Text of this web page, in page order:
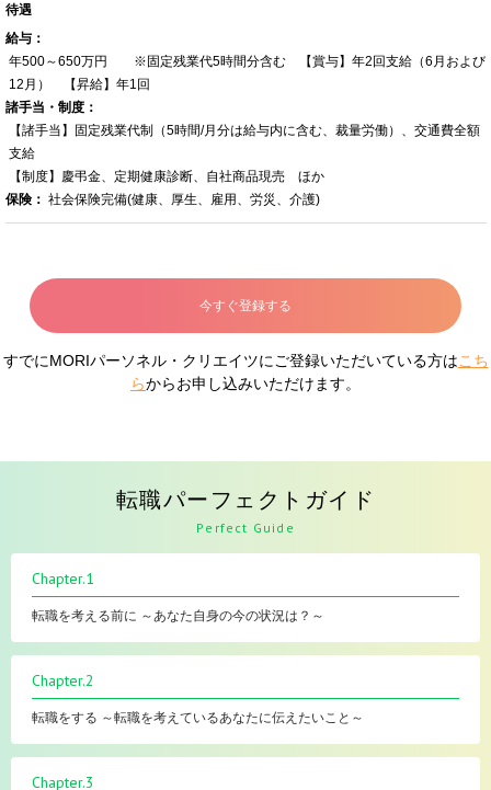
待遇
給与：
年500～650万円 ※固定残業代5時間分含む 【賞与】年2回支給（6月および
12月） 【昇給】年1回
諸手当・制度：
【諸手当】固定残業代制（5時間/月分は給与内に含む、裁量労働）、交通費全額
支給
【制度】慶弔金、定期健康診断、自社商品現売 ほか
保険： 社会保険完備(健康、厚生、雇用、労災、介護)
今すぐ登録する
すでにMORIパーソネル・クリエイツにご登録いただいている方はこち
らからお申し込みいただけます。
転職パーフェクトガイド
Perfect Guide
Chapter.1
転職を考える前に ～あなた自身の今の状況は？～
Chapter.2
転職をする ～転職を考えているあなたに伝えたいこと～
Chapter.3